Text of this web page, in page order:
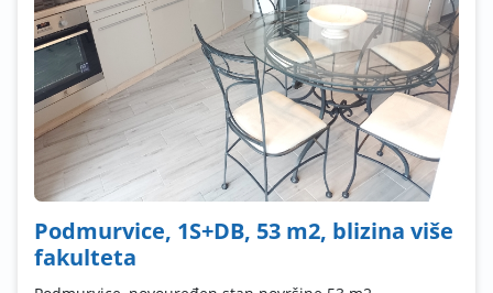
Podmurvice, 1S+DB, 53 m2, blizina više
fakulteta